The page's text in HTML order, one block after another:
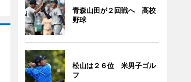
青森山田が２回戦へ 高校
野球
松山は２６位 米男子ゴル
フ